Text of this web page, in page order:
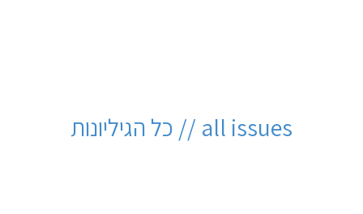
all issues // כל הגיליונות